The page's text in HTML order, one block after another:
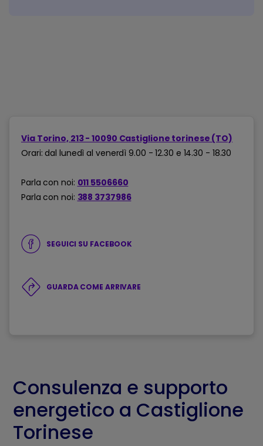
Via Torino, 213 - 10090 Castiglione torinese (TO)
Orari: dal lunedì al venerdì 9.00 - 12.30 e 14.30 - 18.30
Parla con noi: 011 5506660
Parla con noi: 388 3737986
SEGUICI SU FACEBOOK
GUARDA COME ARRIVARE
Consulenza e supporto
energetico a Castiglione
Torinese